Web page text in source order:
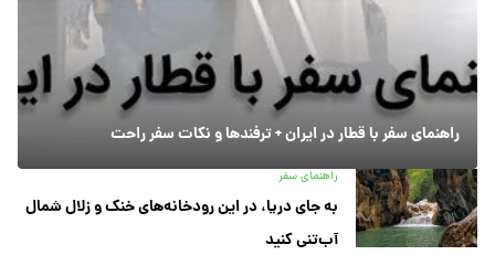
راهنمای سفر با قطار در ایران + ترفندها و نکات سفر راحت
راهنمای سفر
به جای دریا، در این رودخانه‌های خنک و زلال شمال
آب‌تنی کنید